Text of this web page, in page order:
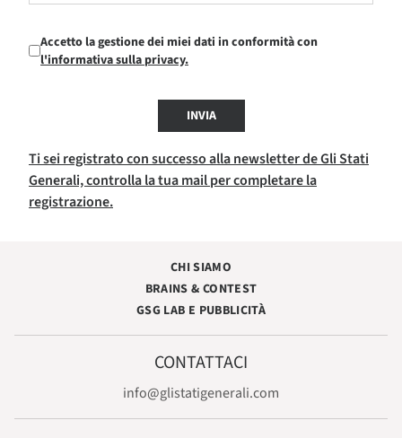
Accetto la gestione dei miei dati in conformità con
l'informativa sulla privacy.
INVIA
Ti sei registrato con successo alla newsletter de Gli Stati
Generali, controlla la tua mail per completare la
registrazione.
CHI SIAMO
BRAINS & CONTEST
GSG LAB E PUBBLICITÀ
CONTATTACI
info@glistatigenerali.com